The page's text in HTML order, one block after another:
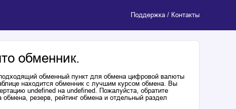
Поддержка / Контакты
обменник.
обменный пункт для обмена цифровой валюты
находится обменник с лучшим курсом обмена. Вы
undefined на undefined. Пожалуйста, обратите
резерв, рейтинг обмена и отдельный раздел